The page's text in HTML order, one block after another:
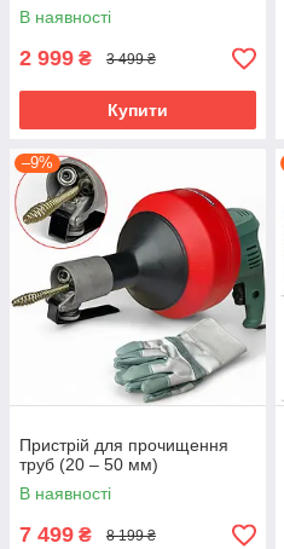
В наявності
2 999 ₴ 3 499 ₴
Купити
–9%
Пристрій для прочищення
труб (20 – 50 мм)
В наявності
7 499 ₴ 8 199 ₴